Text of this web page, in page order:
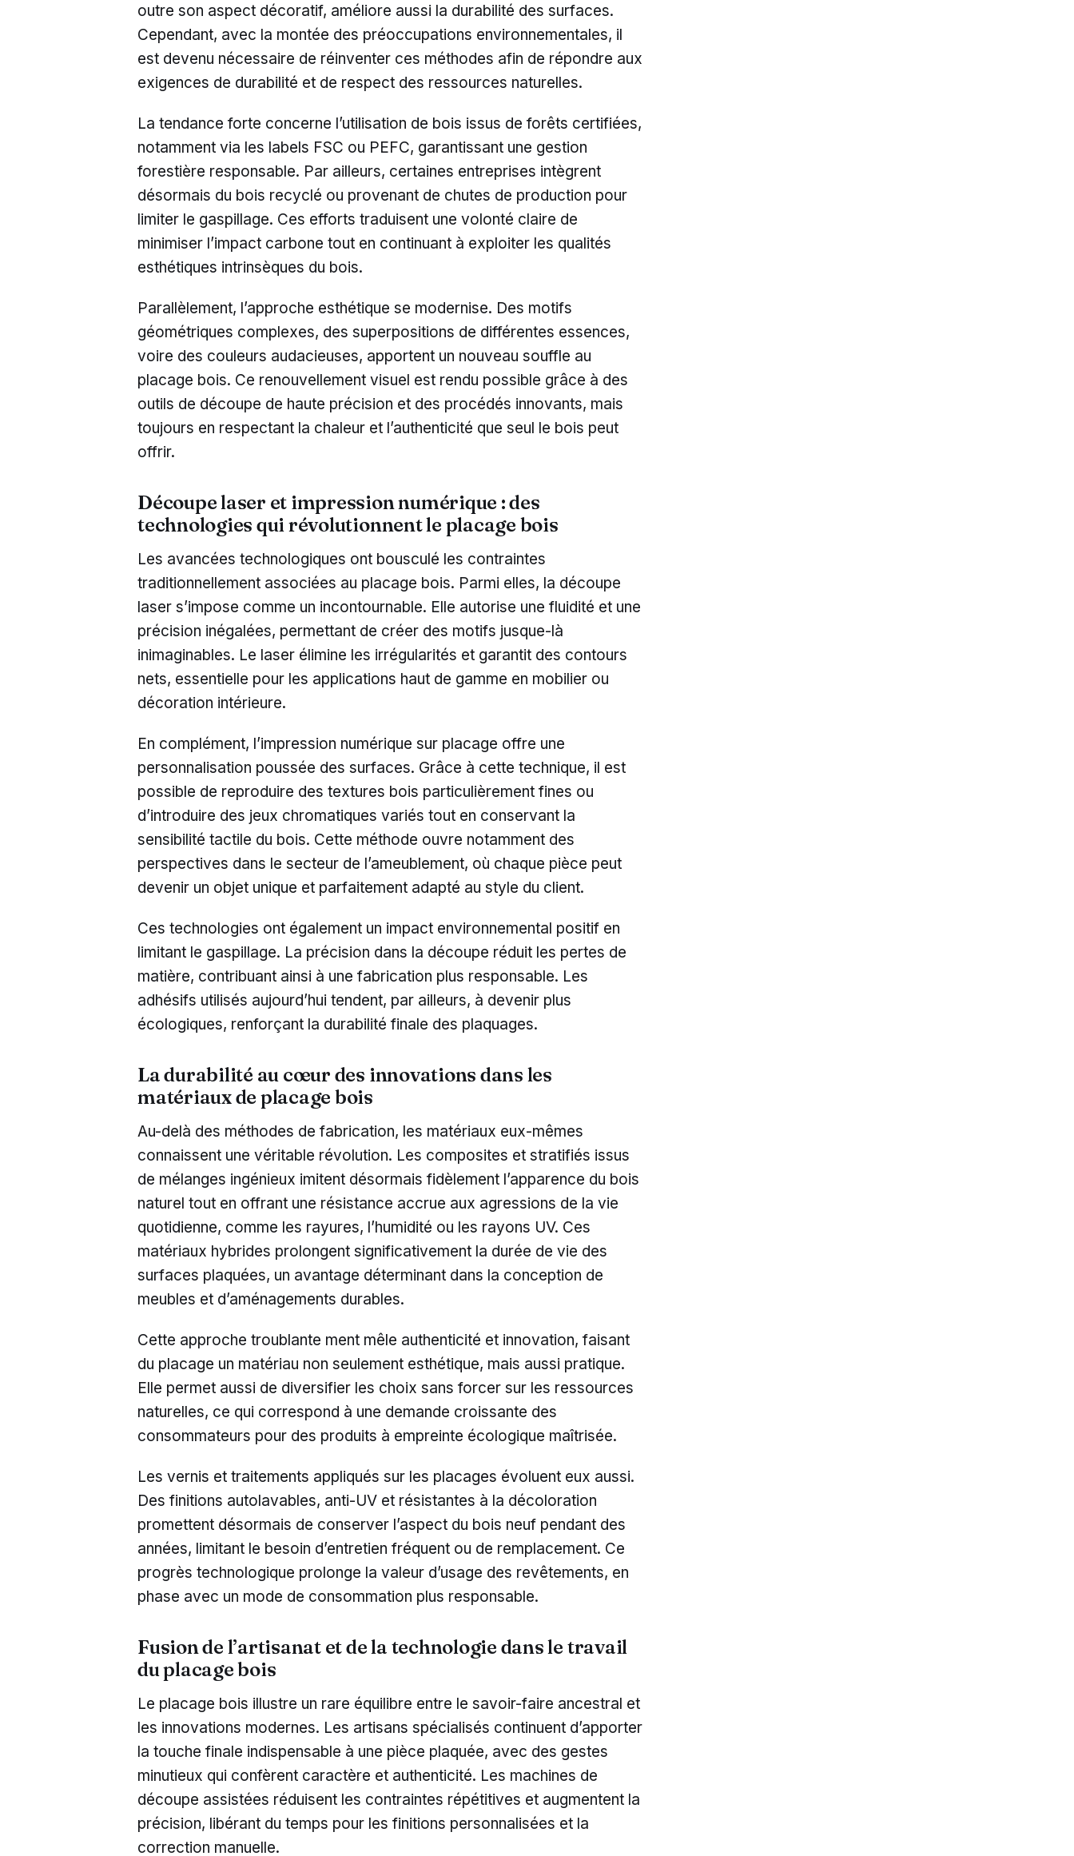
outre son aspect décoratif, améliore aussi la durabilité des surfaces.
Cependant, avec la montée des préoccupations environnementales, il
est devenu nécessaire de réinventer ces méthodes afin de répondre aux
exigences de durabilité et de respect des ressources naturelles.
La tendance forte concerne l’utilisation de bois issus de forêts certifiées,
notamment via les labels FSC ou PEFC, garantissant une gestion
forestière responsable. Par ailleurs, certaines entreprises intègrent
désormais du bois recyclé ou provenant de chutes de production pour
limiter le gaspillage. Ces efforts traduisent une volonté claire de
minimiser l’impact carbone tout en continuant à exploiter les qualités
esthétiques intrinsèques du bois.
Parallèlement, l’approche esthétique se modernise. Des motifs
géométriques complexes, des superpositions de différentes essences,
voire des couleurs audacieuses, apportent un nouveau souffle au
placage bois. Ce renouvellement visuel est rendu possible grâce à des
outils de découpe de haute précision et des procédés innovants, mais
toujours en respectant la chaleur et l’authenticité que seul le bois peut
offrir.
Découpe laser et impression numérique : des
technologies qui révolutionnent le placage bois
Les avancées technologiques ont bousculé les contraintes
traditionnellement associées au placage bois. Parmi elles, la découpe
laser s’impose comme un incontournable. Elle autorise une fluidité et une
précision inégalées, permettant de créer des motifs jusque-là
inimaginables. Le laser élimine les irrégularités et garantit des contours
nets, essentielle pour les applications haut de gamme en mobilier ou
décoration intérieure.
En complément, l’impression numérique sur placage offre une
personnalisation poussée des surfaces. Grâce à cette technique, il est
possible de reproduire des textures bois particulièrement fines ou
d’introduire des jeux chromatiques variés tout en conservant la
sensibilité tactile du bois. Cette méthode ouvre notamment des
perspectives dans le secteur de l’ameublement, où chaque pièce peut
devenir un objet unique et parfaitement adapté au style du client.
Ces technologies ont également un impact environnemental positif en
limitant le gaspillage. La précision dans la découpe réduit les pertes de
matière, contribuant ainsi à une fabrication plus responsable. Les
adhésifs utilisés aujourd’hui tendent, par ailleurs, à devenir plus
écologiques, renforçant la durabilité finale des plaquages.
La durabilité au cœur des innovations dans les
matériaux de placage bois
Au-delà des méthodes de fabrication, les matériaux eux-mêmes
connaissent une véritable révolution. Les composites et stratifiés issus
de mélanges ingénieux imitent désormais fidèlement l’apparence du bois
naturel tout en offrant une résistance accrue aux agressions de la vie
quotidienne, comme les rayures, l’humidité ou les rayons UV. Ces
matériaux hybrides prolongent significativement la durée de vie des
surfaces plaquées, un avantage déterminant dans la conception de
meubles et d’aménagements durables.
Cette approche troublante ment mêle authenticité et innovation, faisant
du placage un matériau non seulement esthétique, mais aussi pratique.
Elle permet aussi de diversifier les choix sans forcer sur les ressources
naturelles, ce qui correspond à une demande croissante des
consommateurs pour des produits à empreinte écologique maîtrisée.
Les vernis et traitements appliqués sur les placages évoluent eux aussi.
Des finitions autolavables, anti-UV et résistantes à la décoloration
promettent désormais de conserver l’aspect du bois neuf pendant des
années, limitant le besoin d’entretien fréquent ou de remplacement. Ce
progrès technologique prolonge la valeur d’usage des revêtements, en
phase avec un mode de consommation plus responsable.
Fusion de l’artisanat et de la technologie dans le travail
du placage bois
Le placage bois illustre un rare équilibre entre le savoir-faire ancestral et
les innovations modernes. Les artisans spécialisés continuent d’apporter
la touche finale indispensable à une pièce plaquée, avec des gestes
minutieux qui confèrent caractère et authenticité. Les machines de
découpe assistées réduisent les contraintes répétitives et augmentent la
précision, libérant du temps pour les finitions personnalisées et la
correction manuelle.